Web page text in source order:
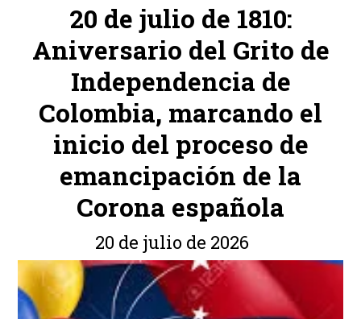
20 de julio de 1810:
Aniversario del Grito de
Independencia de
Colombia, marcando el
inicio del proceso de
emancipación de la
Corona española
20 de julio de 2026